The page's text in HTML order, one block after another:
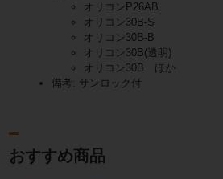
オリコンP26AB
オリコン30B-S
オリコン30B-B
オリコン30B(透明)
オリコン30B ほか
備考: サンロック付
おすすめ商品